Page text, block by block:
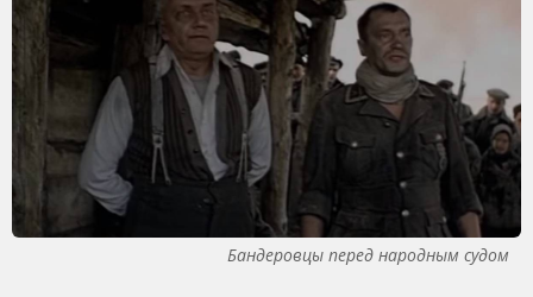
Бандеровцы перед народным судом